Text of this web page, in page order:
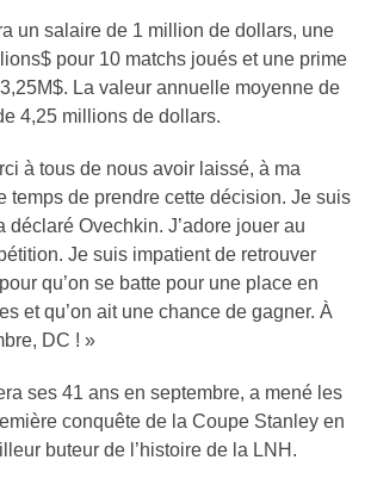
un salaire de 1 million de dollars, une
pour 10 matchs joués et une prime
La valeur annuelle moyenne de
4,25 millions de dollars.
à tous de nous avoir laissé, à ma
temps de prendre cette décision. Je suis
déclaré Ovechkin. J’adore jouer au
Je suis impatient de retrouver
qu’on se batte pour une place en
et qu’on ait une chance de gagner. À
DC ! »
ses 41 ans en septembre, a mené les
conquête de la Coupe Stanley en
buteur de l’histoire de la LNH.